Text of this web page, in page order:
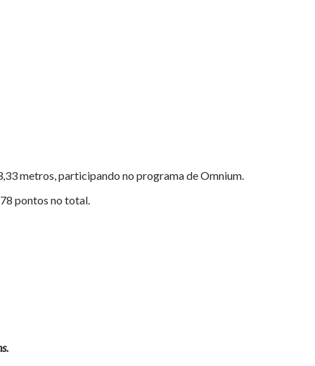
metros, participando no programa de Omnium.
pontos no total.